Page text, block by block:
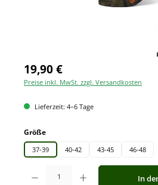
19,90 €
Preise inkl. MwSt. zzgl. Versandkosten
Lieferzeit: 4–6 Tage
Größeauswählen
37-39 40-42 43-45 46-48
Produkt Anzahl: Gib den gewünschten
In